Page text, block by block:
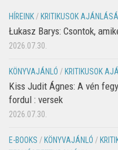
HÍREINK /KRITIKUSOK
Łukasz Barys: Csontok,
2026.07.30.
KÖNYVAJÁNLÓ /KRITIKUSOK
Kiss Judit Ágnes: A vén
fordul : versek
2026.07.30.
E-BOOKS /KÖNYVAJÁNLÓ /